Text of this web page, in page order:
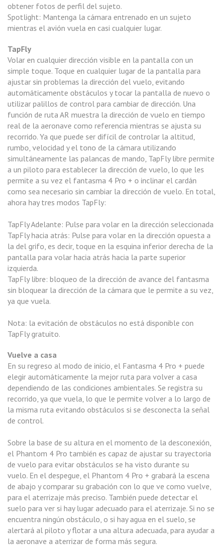
obtener fotos de perfil del sujeto.
Spotlight: Mantenga la cámara entrenado en un sujeto
mientras el avión vuela en casi cualquier lugar.
TapFly
Volar en cualquier dirección visible en la pantalla con un
simple toque. Toque en cualquier lugar de la pantalla para
ajustar sin problemas la dirección del vuelo, evitando
automáticamente obstáculos y tocar la pantalla de nuevo o
utilizar palillos de control para cambiar de dirección. Una
función de ruta AR muestra la dirección de vuelo en tiempo
real de la aeronave como referencia mientras se ajusta su
recorrido. Ya que puede ser difícil de controlar la altitud,
rumbo, velocidad y el tono de la cámara utilizando
simultáneamente las palancas de mando, TapFly libre permite
a un piloto para establecer la dirección de vuelo, lo que les
permite a su vez el fantasma 4 Pro + o inclinar el cardán
como sea necesario sin cambiar la dirección de vuelo. En total,
ahora hay tres modos TapFly:
TapFly Adelante: Pulse para volar en la dirección seleccionada
TapFly hacia atrás: Pulse para volar en la dirección opuesta a
la del grifo, es decir, toque en la esquina inferior derecha de la
pantalla para volar hacia atrás hacia la parte superior
izquierda.
TapFly libre: bloqueo de la dirección de avance del fantasma
sin bloquear la dirección de la cámara que le permite a su vez,
ya que vuela.
Nota: la evitación de obstáculos no está disponible con
TapFly gratuito.
Vuelve a casa
En su regreso al modo de inicio, el Fantasma 4 Pro + puede
elegir automáticamente la mejor ruta para volver a casa
dependiendo de las condiciones ambientales. Se registra su
recorrido, ya que vuela, lo que le permite volver a lo largo de
la misma ruta evitando obstáculos si se desconecta la señal
de control.
Sobre la base de su altura en el momento de la desconexión,
el Phantom 4 Pro también es capaz de ajustar su trayectoria
de vuelo para evitar obstáculos se ha visto durante su
vuelo. En el despegue, el Phantom 4 Pro + grabará la escena
de abajo y comparar su grabación con lo que ve como vuelve,
para el aterrizaje más preciso. También puede detectar el
suelo para ver si hay lugar adecuado para el aterrizaje. Si no se
encuentra ningún obstáculo, o si hay agua en el suelo, se
alertará al piloto y flotar a una altura adecuada, para ayudar a
la aeronave a aterrizar de forma más segura.